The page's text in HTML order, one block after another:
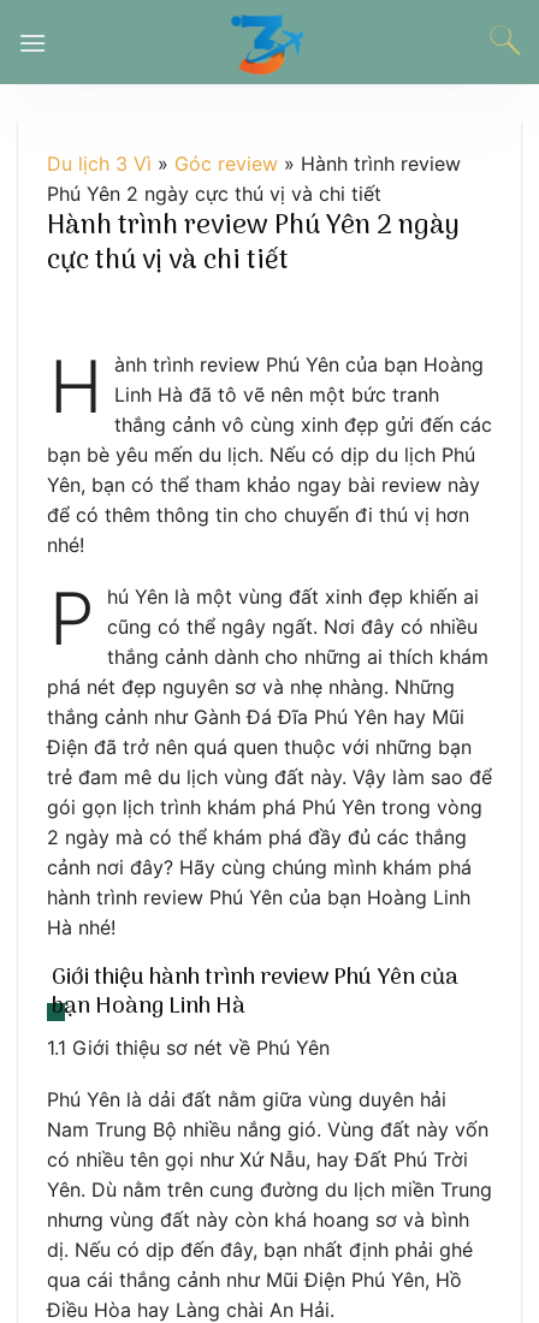
đến
Du lịch 3 Vì » Góc review » Hành trình review
Phú Yên 2 ngày cực thú vị và chi tiết
Hành trình review Phú Yên 2 ngày
cực thú vị và chi tiết
H
ành trình review Phú Yên của bạn Hoàng
Linh Hà đã tô vẽ nên một bức tranh
thắng cảnh vô cùng xinh đẹp gửi đến các
bạn bè yêu mến du lịch. Nếu có dịp du lịch Phú
Yên, bạn có thể tham khảo ngay bài review này
để có thêm thông tin cho chuyến đi thú vị hơn
nhé!
P
hú Yên là một vùng đất xinh đẹp khiến ai
cũng có thể ngây ngất. Nơi đây có nhiều
thắng cảnh dành cho những ai thích khám
phá nét đẹp nguyên sơ và nhẹ nhàng. Những
thắng cảnh như Gành Đá Đĩa Phú Yên hay Mũi
Điện đã trở nên quá quen thuộc với những bạn
trẻ đam mê du lịch vùng đất này. Vậy làm sao để
gói gọn lịch trình khám phá Phú Yên trong vòng
2 ngày mà có thể khám phá đầy đủ các thắng
cảnh nơi đây? Hãy cùng chúng mình khám phá
hành trình review Phú Yên của bạn Hoàng Linh
Hà nhé!
Giới thiệu hành trình review Phú Yên của
bạn Hoàng Linh Hà
1.1 Giới thiệu sơ nét về Phú Yên
Phú Yên là dải đất nằm giữa vùng duyên hải
Nam Trung Bộ nhiều nắng gió. Vùng đất này vốn
có nhiều tên gọi như Xứ Nẫu, hay Đất Phú Trời
Yên. Dù nằm trên cung đường du lịch miền Trung
nhưng vùng đất này còn khá hoang sơ và bình
dị. Nếu có dịp đến đây, bạn nhất định phải ghé
qua cái thắng cảnh như Mũi Điện Phú Yên, Hồ
Điều Hòa hay Làng chài An Hải.